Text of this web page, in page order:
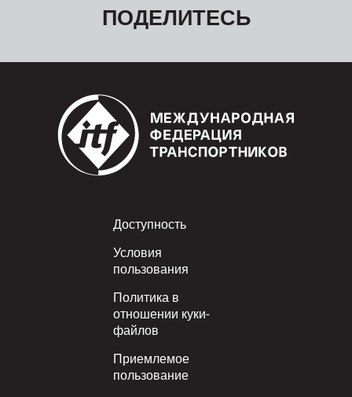
ПОДЕЛИТЕСЬ
Footer
Доступность
Условия
пользования
Политика в
отношении куки-
файлов
Приемлемое
пользование